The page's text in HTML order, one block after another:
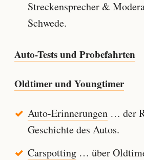
Streckensprecher &
Schwede.
Auto-Tests und Probefahrten
Oldtimer und Youngtimer
Auto-Erinnerungen… der
Geschichte des Autos.
Carspotting… über